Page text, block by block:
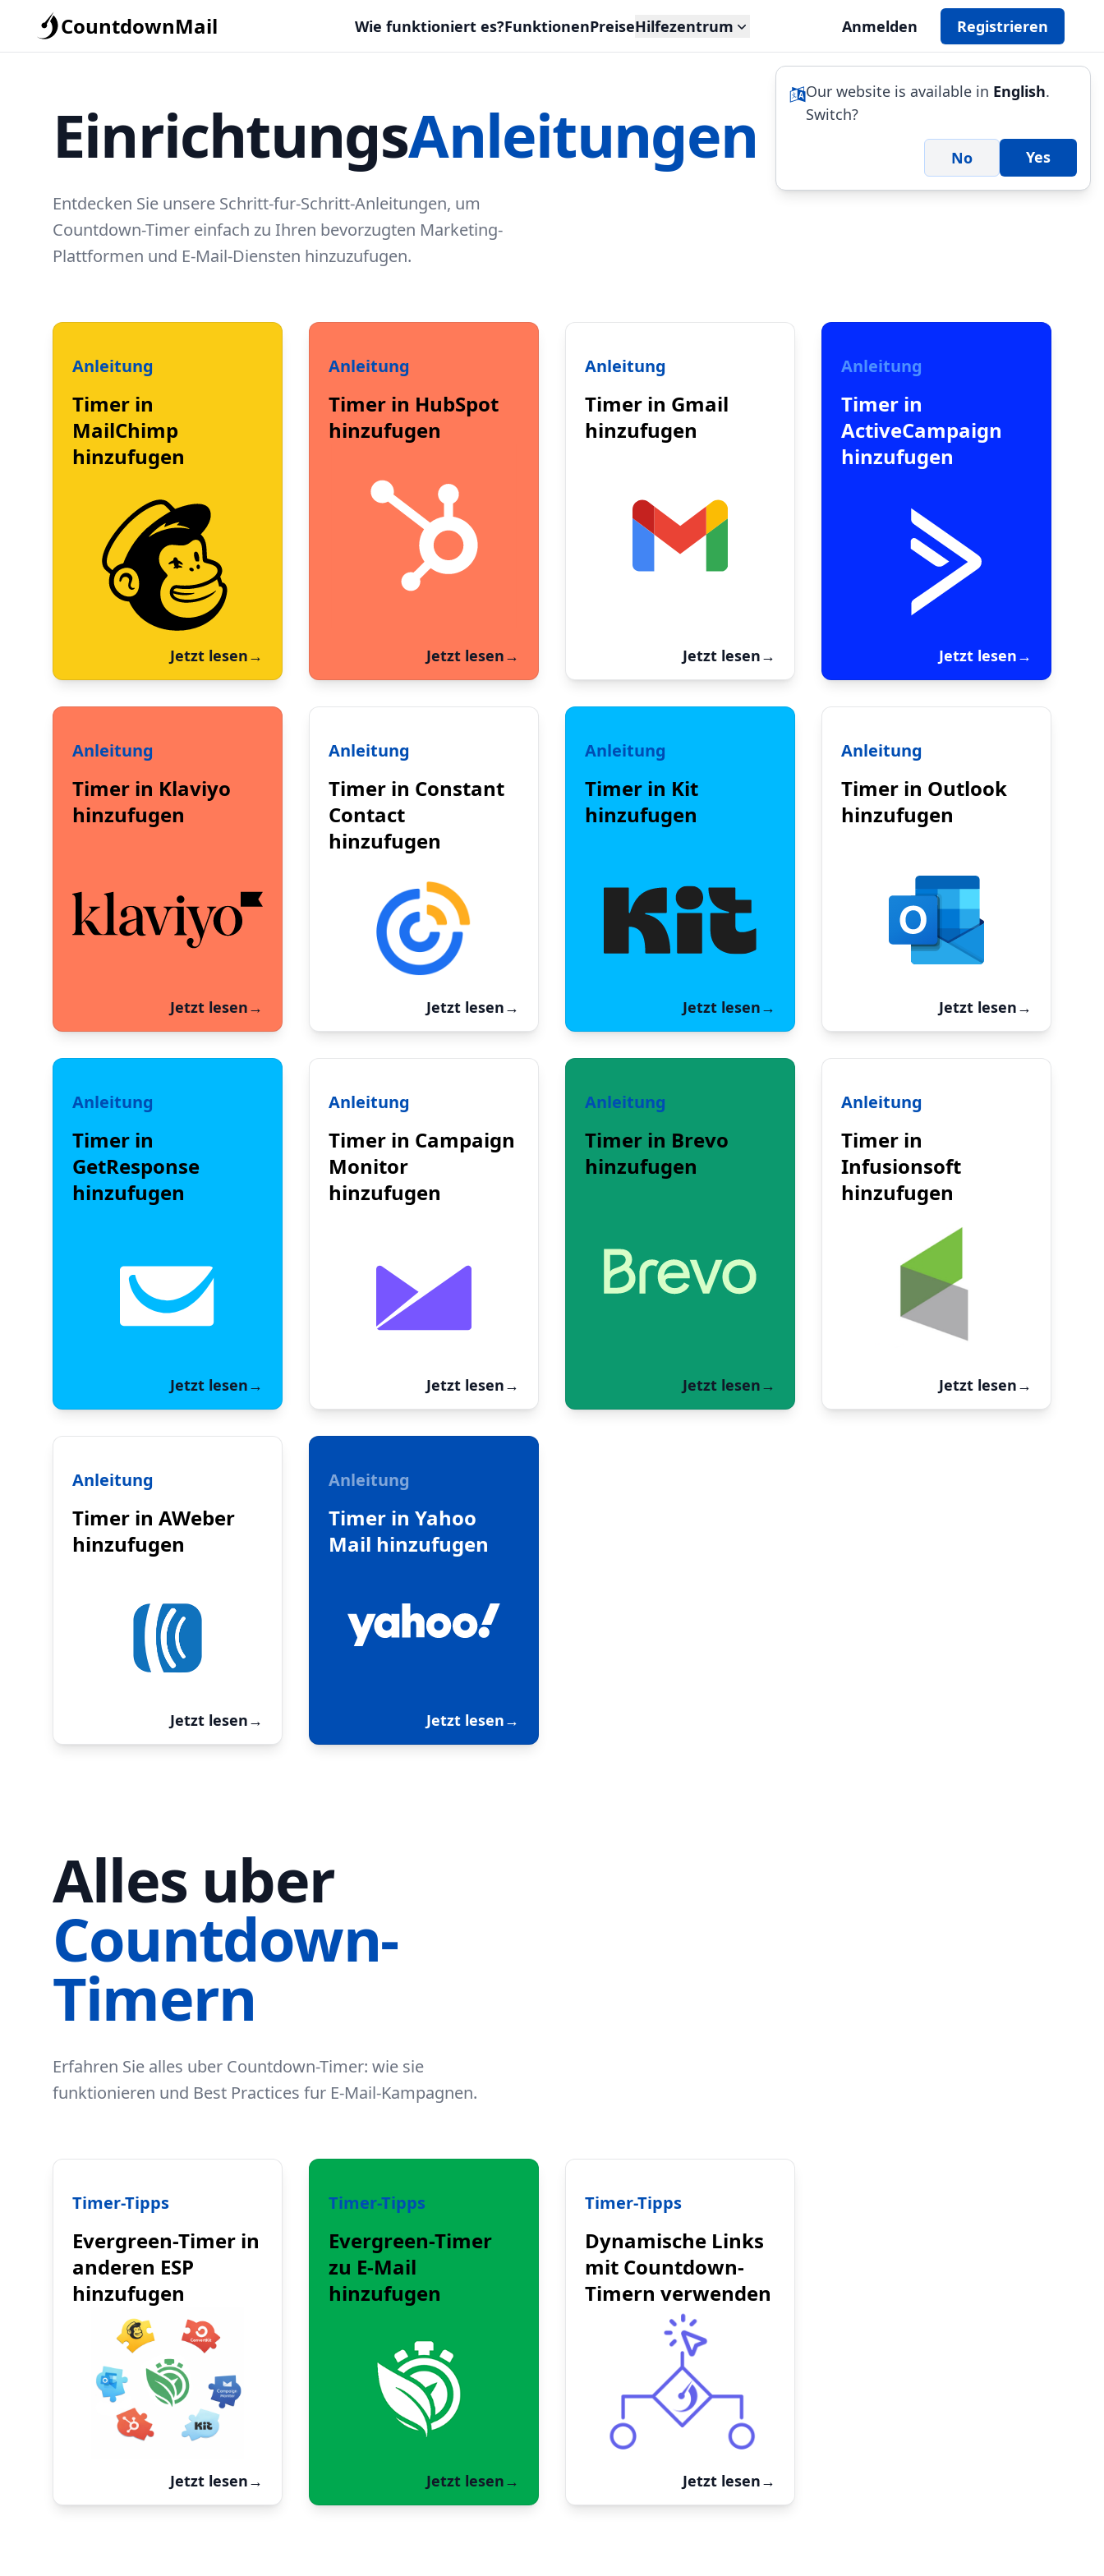
CountdownMail Wie funktioniert es?FunktionenPreiseHilfezentrum Anmelden Registrieren
Our website is available in English.
Switch?
No Yes
EinrichtungsAnleitungen
Entdecken Sie unsere Schritt-fur-Schritt-Anleitungen, um
Countdown-Timer einfach zu Ihren bevorzugten Marketing-
Plattformen und E-Mail-Diensten hinzuzufugen.
Anleitung
Timer in
MailChimp
hinzufugen
Jetzt lesen→
Anleitung
Timer in HubSpot
hinzufugen
Jetzt lesen→
Anleitung
Timer in Gmail
hinzufugen
Jetzt lesen→
Anleitung
Timer in
ActiveCampaign
hinzufugen
Jetzt lesen→
Anleitung
Timer in Klaviyo
hinzufugen
Jetzt lesen→
Anleitung
Timer in Constant
Contact
hinzufugen
Jetzt lesen→
Anleitung
Timer in Kit
hinzufugen
Jetzt lesen→
Anleitung
Timer in Outlook
hinzufugen
Jetzt lesen→
Anleitung
Timer in
GetResponse
hinzufugen
Jetzt lesen→
Anleitung
Timer in Campaign
Monitor
hinzufugen
Jetzt lesen→
Anleitung
Timer in Brevo
hinzufugen
Jetzt lesen→
Anleitung
Timer in
Infusionsoft
hinzufugen
Jetzt lesen→
Anleitung
Timer in AWeber
hinzufugen
Jetzt lesen→
Anleitung
Timer in Yahoo
Mail hinzufugen
Jetzt lesen→
Alles uber
Countdown-
Timern
Erfahren Sie alles uber Countdown-Timer: wie sie
funktionieren und Best Practices fur E-Mail-Kampagnen.
Timer-Tipps
Evergreen-Timer in
anderen ESP
hinzufugen
Jetzt lesen→
Timer-Tipps
Evergreen-Timer
zu E-Mail
hinzufugen
Jetzt lesen→
Timer-Tipps
Dynamische Links
mit Countdown-
Timern verwenden
Jetzt lesen→